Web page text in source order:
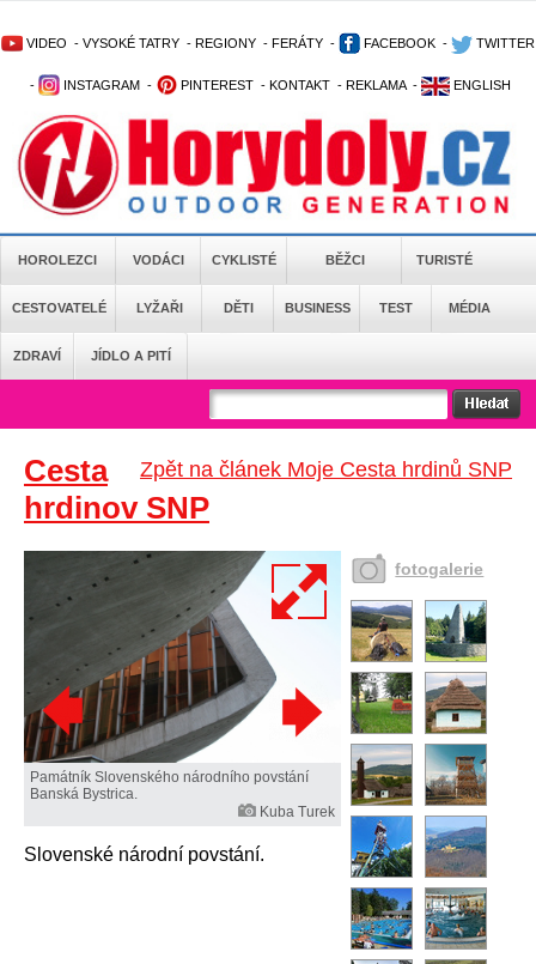
VIDEO - VYSOKÉ TATRY - REGIONY - FERÁTY - FACEBOOK - TWITTER
- INSTAGRAM - PINTEREST - KONTAKT - REKLAMA - ENGLISH
HOROLEZCI VODÁCI CYKLISTÉ BĚŽCI TURISTÉ
CESTOVATELÉ LYŽAŘI DĚTI BUSINESS TEST MÉDIA
ZDRAVÍ JÍDLO A PITÍ
Zpět na článek Moje Cesta hrdinů SNP
Cesta
hrdinov SNP
Památník Slovenského národního povstání
Banská Bystrica.
Kuba Turek
Slovenské národní povstání.
fotogalerie